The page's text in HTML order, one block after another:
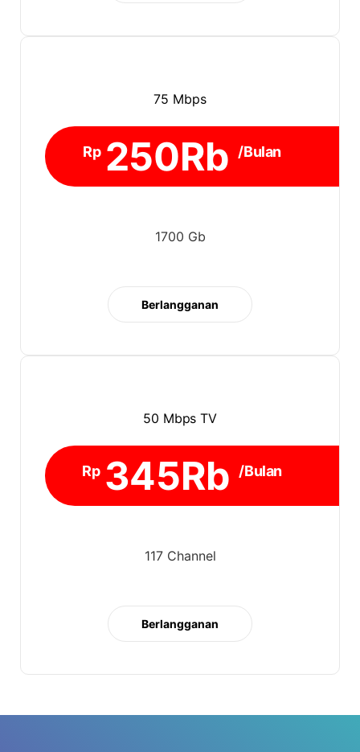
75 Mbps
Rp 250Rb /Bulan
1700 Gb
Berlangganan
50 Mbps TV
Rp 345Rb /Bulan
117 Channel
Berlangganan